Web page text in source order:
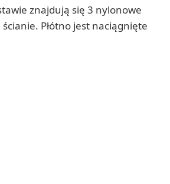
znajdują się 3 nylonowe
Płótno jest naciągnięte